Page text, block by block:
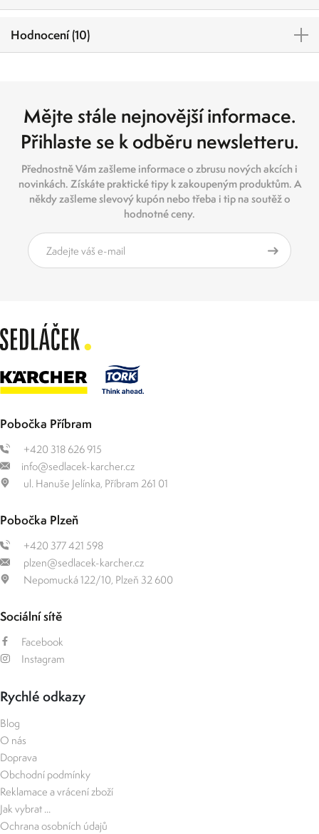
Hodnocení (10)
Mějte stále nejnovější informace.
Přihlaste se k odběru newsletteru.
Přednostně Vám zašleme informace o zbrusu nových akcích i
novinkách. Získáte praktické tipy k zakoupeným produktům. A
někdy zašleme slevový kupón nebo třeba i tip na soutěž o
hodnotné ceny.
Pobočka Příbram
+420 318 626 915
info@sedlacek-karcher.cz
ul. Hanuše Jelínka, Příbram 261 01
Pobočka Plzeň
+420 377 421 598
plzen@sedlacek-karcher.cz
Nepomucká 122/10, Plzeň 32 600
Sociální sítě
Facebook
Instagram
Rychlé odkazy
Blog
O nás
Doprava
Obchodní podmínky
Reklamace a vrácení zboží
Jak vybrat ...
Ochrana osobních údajů